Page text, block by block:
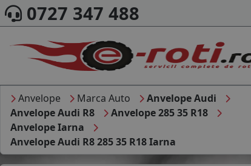
0727 347 488
Anvelope Marca Auto
Anvelope Audi
Anvelope Audi R8
Anvelope 285 35 R18
Anvelope Iarna
Anvelope Audi R8 285 35 R18 Iarna